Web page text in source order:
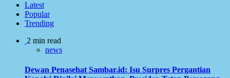
Latest
Popular
Trending
2 min read
news
Dewan Penasehat Sambar.id: Isu Surpres Pergantian